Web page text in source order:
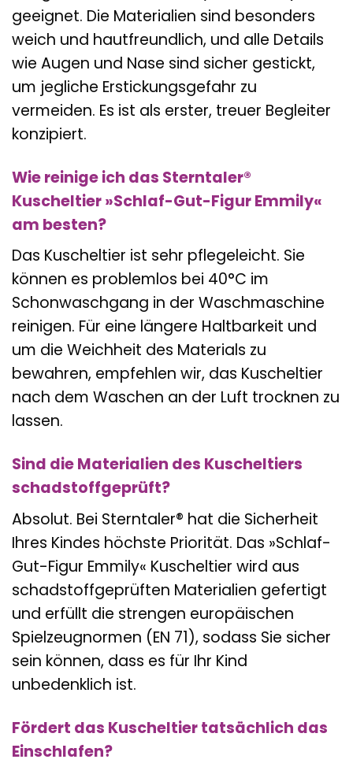
geeignet. Die Materialien sind besonders
weich und hautfreundlich, und alle Details
wie Augen und Nase sind sicher gestickt,
um jegliche Erstickungsgefahr zu
vermeiden. Es ist als erster, treuer Begleiter
konzipiert.
Wie reinige ich das Sterntaler®
Kuscheltier »Schlaf-Gut-Figur Emmily«
am besten?
Das Kuscheltier ist sehr pflegeleicht. Sie
können es problemlos bei 40°C im
Schonwaschgang in der Waschmaschine
reinigen. Für eine längere Haltbarkeit und
um die Weichheit des Materials zu
bewahren, empfehlen wir, das Kuscheltier
nach dem Waschen an der Luft trocknen zu
lassen.
Sind die Materialien des Kuscheltiers
schadstoffgeprüft?
Absolut. Bei Sterntaler® hat die Sicherheit
Ihres Kindes höchste Priorität. Das »Schlaf-
Gut-Figur Emmily« Kuscheltier wird aus
schadstoffgeprüften Materialien gefertigt
und erfüllt die strengen europäischen
Spielzeugnormen (EN 71), sodass Sie sicher
sein können, dass es für Ihr Kind
unbedenklich ist.
Fördert das Kuscheltier tatsächlich das
Einschlafen?